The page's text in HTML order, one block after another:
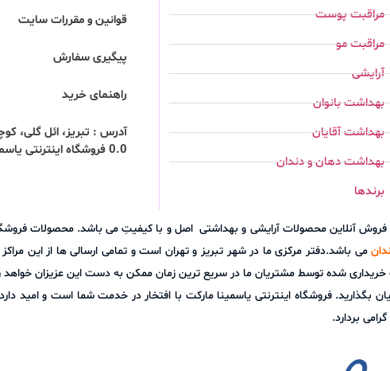
مراقبت پوست
مراقبت مو
آرایشی
بهداشت بانوان
بهداشت آقایان
بهداشت دهان و دندان
برندها
قوانین و مقررات سایت
پیگیری سفارش
راهنمای خرید
0.0 فروشگاه اینترنتی یاسمینا مارکت
فروش آنلاین محصولات آرایشی و بهداشتی اصل و با کیفیتِ می باشد. محصولات
می باشد.دفتر مرکزی ما در شهر تبریز و تهران است و تمامی ارسالی ها از این
خریداری شده توسط مشتریان ما در سریع ترین زمان ممکن به دست این عزیزان خواهد
آنلاین مجموعه (09305271836) با ما در میان بگذارید. فروشگاه اینترنتی یاسمینا مارکت با افتخار در
بردارد.